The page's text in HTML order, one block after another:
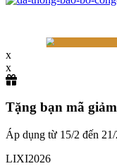
x
x
Tặng bạn mã
Áp dụng từ 15/2 đến
LIXI2026